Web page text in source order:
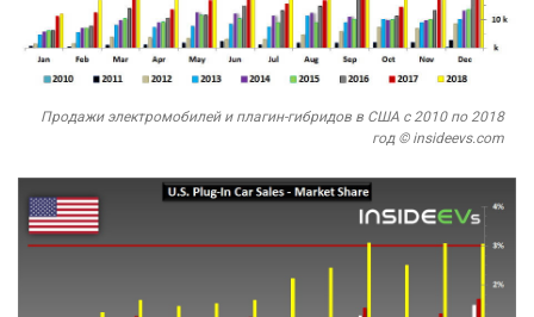
Продажи электромобилей и плагин-гибридов в США с 2010 по 2018
год © insideevs.com